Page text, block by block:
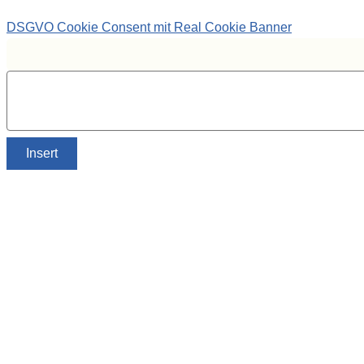
DSGVO Cookie Consent mit Real Cookie Banner
Insert